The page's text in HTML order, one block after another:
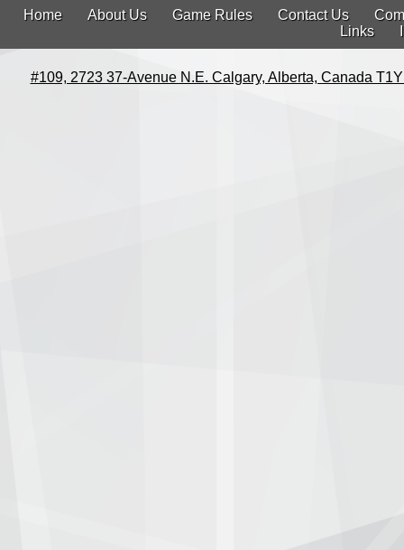
Home About Us Game Rules Contact Us
Links
#109, 2723 37-Avenue N.E. Calgary, Alberta, Canada